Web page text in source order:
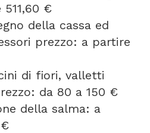
€
della cassa ed
prezzo: a partire
di fiori, valletti
da 80 a 150 €
della salma: a